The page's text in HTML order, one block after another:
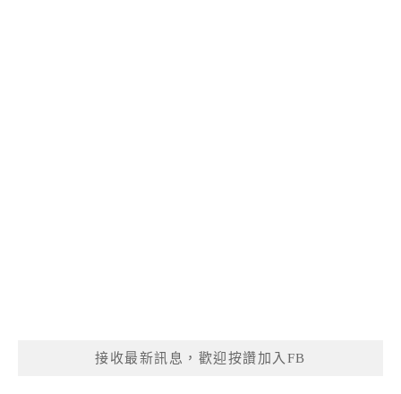
接收最新訊息，歡迎按讚加入FB